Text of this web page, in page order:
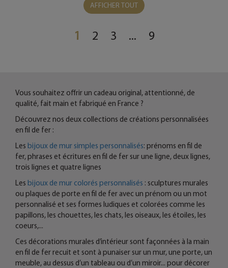
AFFICHER TOUT
1 2 3 ... 9
Vous souhaitez offrir un cadeau original, attentionné, de
qualité, fait main et fabriqué en France ?
Découvrez nos deux collections de créations personnalisées
en fil de fer :
Les bijoux de mur simples personnalisés: prénoms en fil de
fer, phrases et écritures en fil de fer sur une ligne, deux lignes,
trois lignes et quatre lignes
Les bijoux de mur colorés personnalisés : sculptures murales
ou plaques de porte en fil de fer avec un prénom ou un mot
personnalisé et ses formes ludiques et colorées comme les
papillons, les chouettes, les chats, les oiseaux, les étoiles, les
coeurs,...
Ces décorations murales d’intérieur sont façonnées à la main
en fil de fer recuit et sont à punaiser sur un mur, une porte, un
meuble, au dessus d’un tableau ou d’un miroir... pour décorer